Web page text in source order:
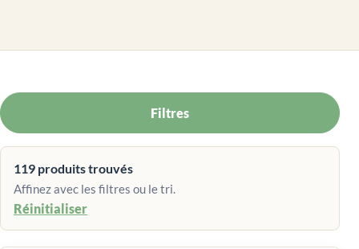
Filtres
119 produits trouvés
Affinez avec les filtres ou le tri.
Réinitialiser